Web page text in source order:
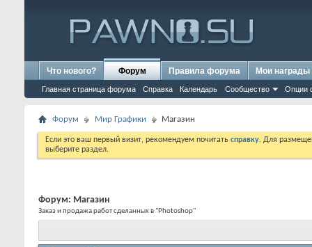
Что нового? Форум
Главная страница форума Справка Календарь Сообщество Опции
Правила форума Мои награды
Форум Мир Графики Магазин
Если это ваш первый визит, рекомендуем почитать справку. Для
выберите раздел.
Форум: Магазин
Заказ и продажа работ сделанных в "Photoshop"